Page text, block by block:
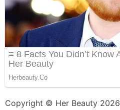
Copyright © Her Beauty 2026